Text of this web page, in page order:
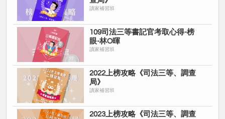
讀家補習班
109司法三等書記官考取心得-榜
眼-林O暉
讀家補習班
2022上榜攻略《司法三等、調查
局》
讀家補習班
2023上榜攻略《司法三等、調查